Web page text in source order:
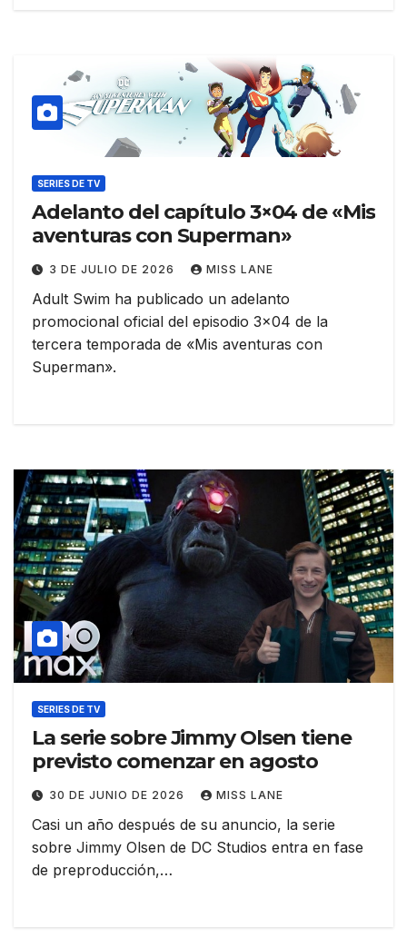
SERIES DE TV
Adelanto del capítulo 3×04 de «Mis
aventuras con Superman»
3 DE JULIO DE 2026 MISS LANE
Adult Swim ha publicado un adelanto
promocional oficial del episodio 3×04 de la
tercera temporada de «Mis aventuras con
Superman».
SERIES DE TV
La serie sobre Jimmy Olsen tiene
previsto comenzar en agosto
30 DE JUNIO DE 2026 MISS LANE
Casi un año después de su anuncio, la serie
sobre Jimmy Olsen de DC Studios entra en fase
de preproducción,…